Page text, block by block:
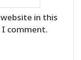
in this
comment.